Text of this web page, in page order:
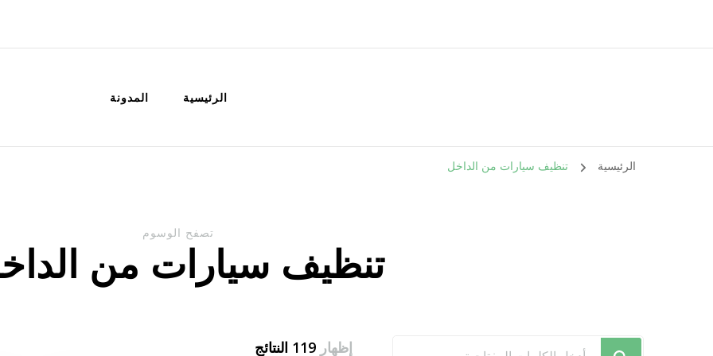
الرئيسية المدونة
الرئيسية تنظيف سيارات من الداخل
تصفح الوسوم
تنظيف سيارات من
إظهار 119 النتائج